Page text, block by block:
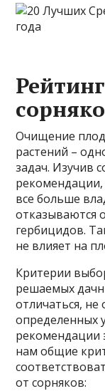
Очищение
растений –
задач. Изучив
все больше
отказываются
гербицидов.
не влияет на
Критерии
решаемых
отличаться,
определенных
рекомендации
нам общие
от сорняков: